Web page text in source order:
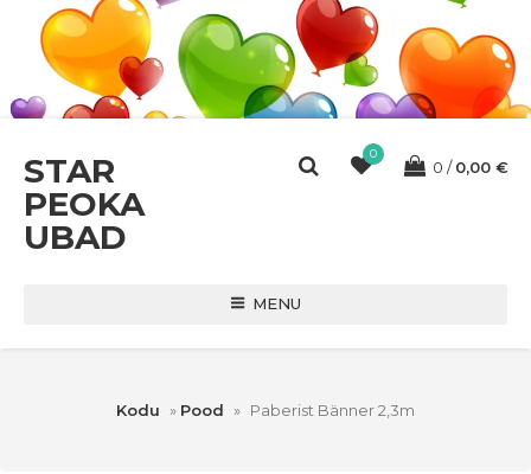
STAR
PEOKA
UBAD
0
0 0,00 €
MENU
Kodu » Pood » Paberist Bänner 2,3m